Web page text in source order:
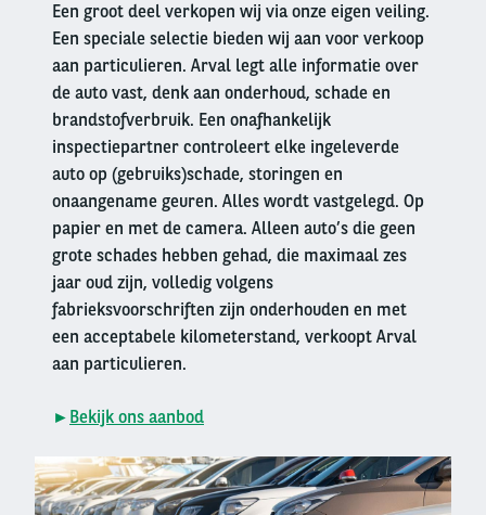
Een groot deel verkopen wij via onze eigen veiling.
Een speciale selectie bieden wij aan voor verkoop
aan particulieren. Arval legt alle informatie over
de auto vast, denk aan onderhoud, schade en
brandstofverbruik. Een onafhankelijk
inspectiepartner controleert elke ingeleverde
auto op (gebruiks)schade, storingen en
onaangename geuren. Alles wordt vastgelegd. Op
papier en met de camera. Alleen auto’s die geen
grote schades hebben gehad, die maximaal zes
jaar oud zijn, volledig volgens
fabrieksvoorschriften zijn onderhouden en met
een acceptabele kilometerstand, verkoopt Arval
aan particulieren.
► Bekijk ons aanbod
Right
column